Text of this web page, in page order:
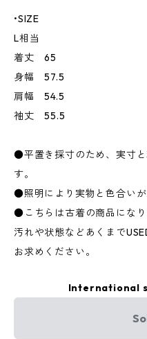
•SIZE
L相当
着丈 65
身幅 57.5
肩幅 54.5
袖丈 55.5
●平置き採寸のため、実寸
す。
●照明により実物と色合いが
●こちらは古着の商品になり
汚れや状態などあくまで
お求めください。
International